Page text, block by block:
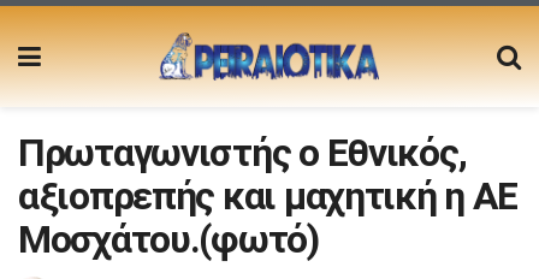
Πρωταγωνιστής ο Εθνικός,
αξιοπρεπής και μαχητική η ΑΕ
Μοσχάτου.(φωτό)